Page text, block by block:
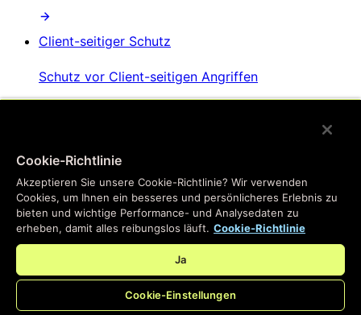
Client-seitiger Schutz
Schutz vor Client-seitigen Angriffen
Verhindern Sie, dass KI-Bots Website-Inhalte
scrapen
Cookie-Richtlinie
Akzeptieren Sie unsere Cookie-Richtlinie? Wir verwenden
Cookies, um Ihnen ein besseres und persönlicheres Erlebnis zu
bieten und wichtige Performance- und Analysedaten zu
erheben, damit alles reibungslos läuft. Cookie-Richtlinie
Ja
Cookie-Einstellungen